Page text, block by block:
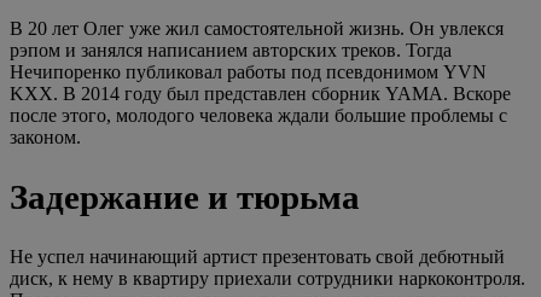
В 20 лет Олег уже жил самостоятельной жизнь. Он увлекся
рэпом и занялся написанием авторских треков. Тогда
Нечипоренко публиковал работы под псевдонимом YVN
KXX. В 2014 году был представлен сборник YAMA. Вскоре
после этого, молодого человека ждали большие проблемы с
законом.
Задержание и тюрьма
Не успел начинающий артист презентовать свой дебютный
диск, к нему в квартиру приехали сотрудники наркоконтроля.